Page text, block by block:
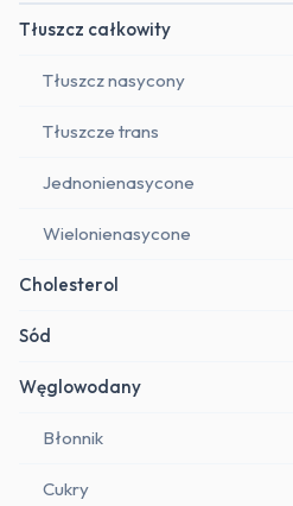
Tłuszcz całkowity
Tłuszcz nasycony
Tłuszcze trans
Jednonienasycone
Wielonienasycone
Cholesterol
Sód
Węglowodany
Błonnik
Cukry